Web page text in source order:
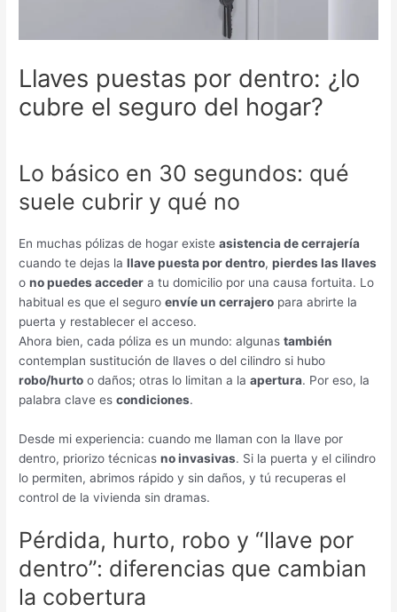
Llaves puestas por dentro: ¿lo
cubre el seguro del hogar?
Lo básico en 30 segundos: qué
suele cubrir y qué no
En muchas pólizas de hogar existeasistencia de cerrajería
cuando te dejas lallave puesta por dentro,pierdes las llaves
ono puedes acceder a tu domicilio por una causa fortuita. Lo
habitual es que el seguroenvíe un cerrajero para abrirte la
puerta y restablecer el acceso.
Ahora bien, cada póliza es un mundo: algunastambién
contemplan sustitución de llaves o del cilindro si hubo
robo/hurto o daños; otras lo limitan a laapertura. Por eso, la
palabra clave escondiciones.
Desde mi experiencia: cuando me llaman con la llave por
dentro, priorizo técnicasno invasivas. Si la puerta y el cilindro
lo permiten, abrimos rápido y sin daños, y tú recuperas el
control de la vivienda sin dramas.
Pérdida, hurto, robo y “llave por
dentro”: diferencias que cambian
la cobertura